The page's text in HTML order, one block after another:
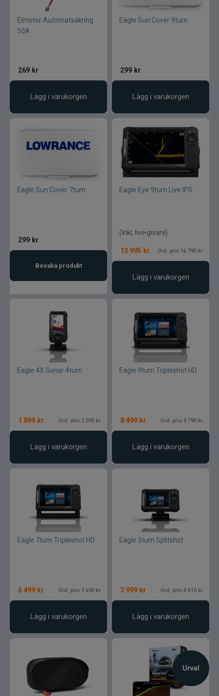
Urval
Elmotor Automatsäkring
50A
269 kr
Lägg i varukorgen
Eagle Sun Cover 9tum
299 kr
Lägg i varukorgen
Eagle Sun Cover 7tum
299 kr
Bevaka produkt
Eagle Eye 9tum Live IPS
(Inkl, live-givare)
13 995 kr Ord. pris 16 790 kr
Lägg i varukorgen
Eagle 4X Sonar 4tum
1 899 kr Ord. pris 2 090 kr
Lägg i varukorgen
Eagle 9tum Tripleshot HD
8 499 kr Ord. pris 9 790 kr
Lägg i varukorgen
Eagle 7tum Tripleshot HD
6 499 kr Ord. pris 7 690 kr
Lägg i varukorgen
Eagle 5tum Splitshot
3 999 kr Ord. pris 4 610 kr
Lägg i varukorgen